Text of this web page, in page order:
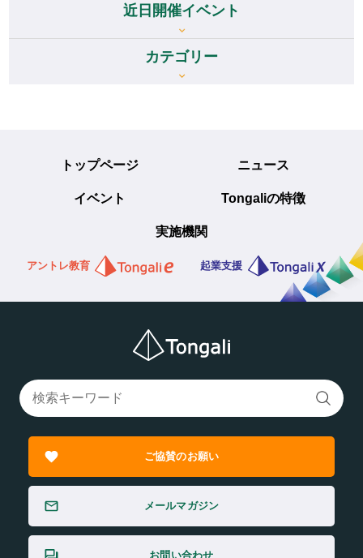
近日開催イベント
カテゴリー
トップページ ニュース
イベント Tongaliの特徴
実施機関
アントレ教育 起業支援
ご協賛のお願い
メールマガジン
お問い合わせ